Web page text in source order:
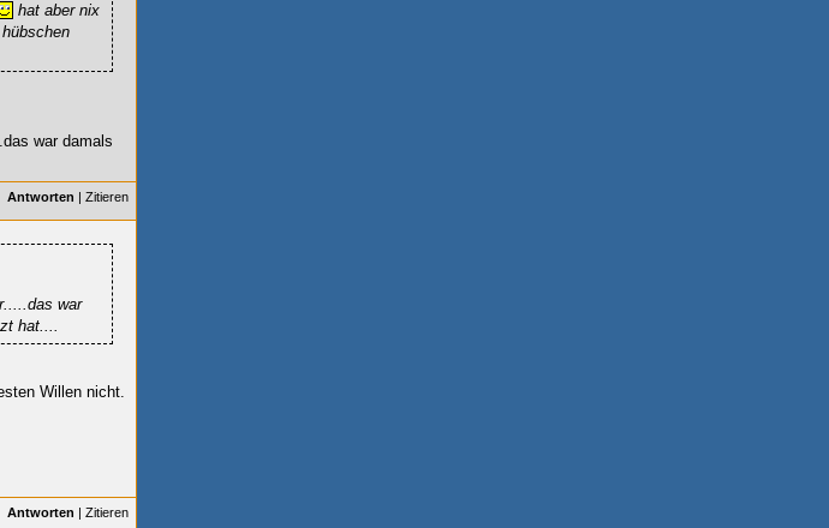
hat aber nix
war damals
Antworten | Zitieren
war
hat....
Willen nicht.
Antworten | Zitieren